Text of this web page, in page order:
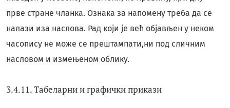
прве стране чланка. Ознака за напомену треба да се
налази иза наслова. Рад који је већ објављен у неком
часопису не може се прештампати,ни под сличним
насловом и измењеном облику.
3.4.11. Табеларни и графички прикази